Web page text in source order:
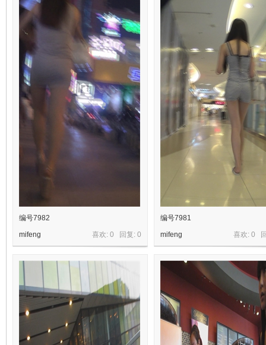
编号7982
喜欢: 0 回复: 0
mifeng
编号7981
喜欢: 0
mifeng